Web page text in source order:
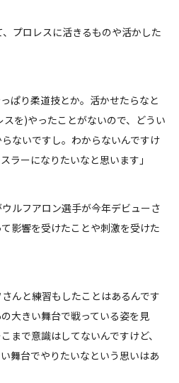
、プロレスに活きるものや活かした
ぱり柔道技とか。活かせたらなと
を)やったことがないので、どうい
ないですし。わからないんですけ
ラーになりたいなと思います」
ウルフアロン選手が今年デビューさ
影響を受けたことや刺激を受けた
んと練習もしたことはあるんです
大きい舞台で戦っている姿を見
まで意識はしてないんですけど、
舞台でやりたいなという思いはあ